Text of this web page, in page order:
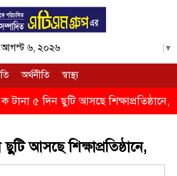
আগস্ট ৬, ২০২৬ ▼
অর্থনীতি স্বাস্থ্য
৫ দিন ছুটি আসছে শিক্ষাপ্রতিষ্ঠানে, *
আসছে শিক্ষাপ্রতিষ্ঠানে,